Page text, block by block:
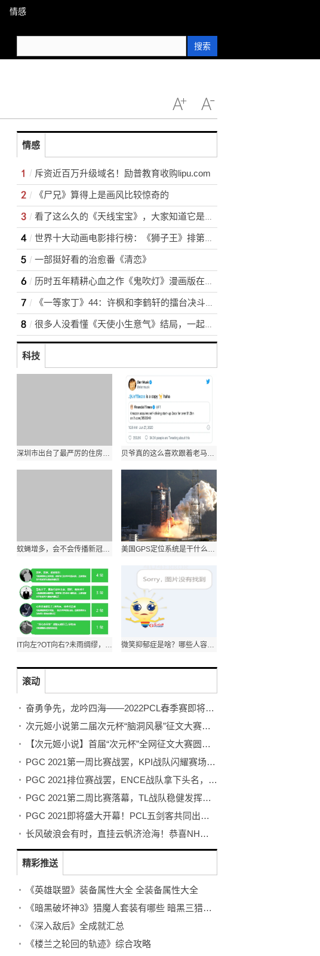
情感
搜索
情感
斥资近百万升级域名！励普教育收购lipu.com
《尸兄》算得上是画风比较惊奇的
看了这么久的《天线宝宝》，大家知道它是怎么拍摄的吗?
世界十大动画电影排行榜：《狮子王》排第几？一起来看看吧！
一部挺好看的治愈番《清恋》
历时五年精耕心血之作《鬼吹灯》漫画版在众多读者期待中清新上市!
《一等家丁》44：许枫和李鹤轩的擂台决斗逐渐到了高潮
很多人没看懂《天使小生意气》结局，一起了解一下吧！
科技
深圳市出台了最严厉的住房调控政策，被称为史无前例的“深八条” 贝爷真的这么喜欢跟着老马的脚步走?
蚊蝇增多，会不会传播新冠病毒?一起来听听专家的解答 美国GPS定位系统是干什么的？能干扰我军导弹吗？
IT向左?OT向右?未雨绸缪，强化电网系统的网络安全防护 微笑抑郁症是啥？哪些人容易“中招”？
滚动
奋勇争先，龙吟四海——2022PCL春季赛即将鸣锣开赛！
次元姬小说第二届次元杯“脑洞风暴”征文大赛进行中！
【次元姬小说】首届“次元杯”全网征文大赛圆满结束
PGC 2021第一周比赛战罢，KPI战队闪耀赛场夺得周冠
PGC 2021排位赛战罢，ENCE战队拿下头名，NH战队位列第三
PGC 2021第二周比赛落幕，TL战队稳健发挥勇夺周冠
PGC 2021即将盛大开幕！PCL五剑客共同出征剑指荣耀！
长风破浪会有时，直挂云帆济沧海！恭喜NH战队荣获PGC2021总冠军！
精彩推送
《英雄联盟》装备属性大全 全装备属性大全
《暗黑破坏神3》猎魔人套装有哪些 暗黑三猎魔人套装介绍
《深入敌后》全成就汇总
《楼兰之轮回的轨迹》综合攻略